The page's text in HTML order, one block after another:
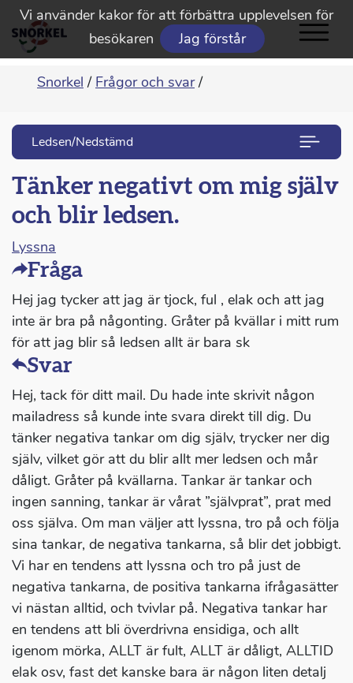
Vi använder kakor för att förbättra upplevelsen för
besökaren
Jag förstår
Snorkel / Frågor och svar /
Ledsen/Nedstämd
Tänker negativt om mig själv
och blir ledsen.
Lyssna
Fråga
Hej jag tycker att jag är tjock, ful , elak och att jag
inte är bra på någonting. Gråter på kvällar i mitt rum
för att jag blir så ledsen allt är bara sk
Svar
Hej, tack för ditt mail. Du hade inte skrivit någon
mailadress så kunde inte svara direkt till dig. Du
tänker negativa tankar om dig själv, trycker ner dig
själv, vilket gör att du blir allt mer ledsen och mår
dåligt. Gråter på kvällarna. Tankar är tankar och
ingen sanning, tankar är vårat ”självprat”, prat med
oss själva. Om man väljer att lyssna, tro på och följa
sina tankar, de negativa tankarna, så blir det jobbigt.
Vi har en tendens att lyssna och tro på just de
negativa tankarna, de positiva tankarna ifrågasätter
vi nästan alltid, och tvivlar på. Negativa tankar har
en tendens att bli överdrivna ensidiga, och allt
igenom mörka, ALLT är fult, ALLT är dåligt, ALLTID
elak osv, fast det kanske bara är någon liten detalj